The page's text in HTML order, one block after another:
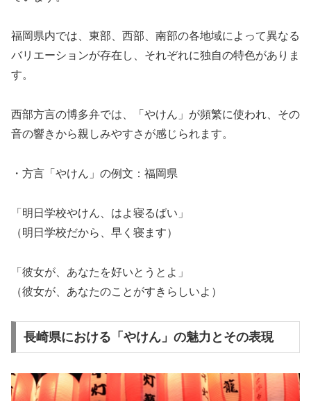
福岡県内では、東部、西部、南部の各地域によって異なる
バリエーションが存在し、それぞれに独自の特色がありま
す。
西部方言の博多弁では、「やけん」が頻繁に使われ、その
音の響きから親しみやすさが感じられます。
・方言「やけん」の例文：福岡県
「明日学校やけん、はよ寝るばい」
（明日学校だから、早く寝ます）
「彼女が、あなたを好いとうとよ」
（彼女が、あなたのことがすきらしいよ）
長崎県における「やけん」の魅力とその表現